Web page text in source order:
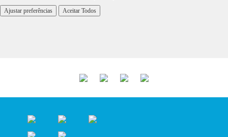
Ajustar preferências Aceitar Todos